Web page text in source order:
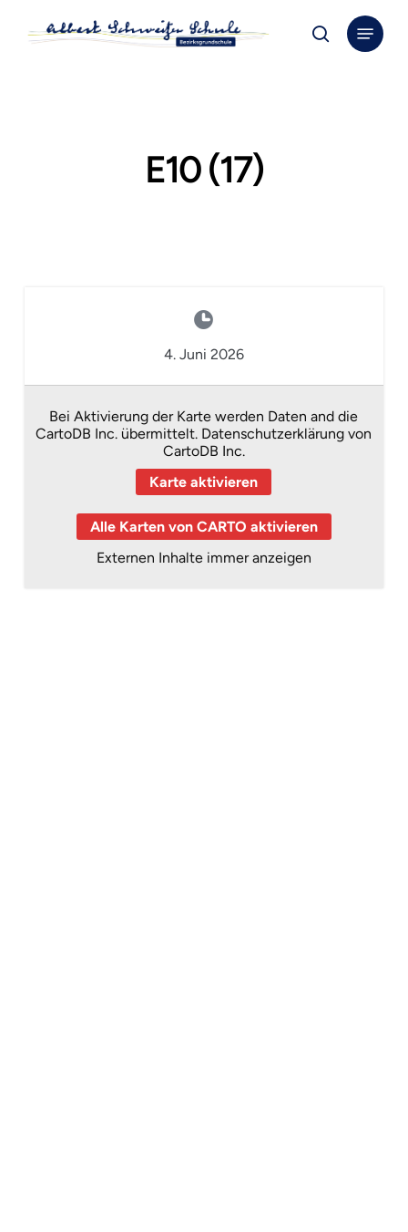
search
Menu
E10 (17)
4. Juni 2026
Bei Aktivierung der Karte werden Daten and die
CartoDB Inc. übermittelt. Datenschutzerklärung von
CartoDB Inc.
Karte aktivieren
Alle Karten von CARTO aktivieren
Externen Inhalte immer anzeigen
Close